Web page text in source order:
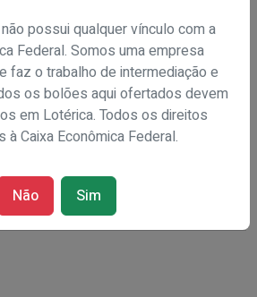
Adriano Nunes06/11/2023 15:27:00
Planilhas
possui qualquer vínculo com a
Federal. Somos uma empresa
faz o trabalho de intermediação e
os bolões aqui ofertados devem
em Lotérica. Todos os direitos
à Caixa Econômica Federal.
Não Sim